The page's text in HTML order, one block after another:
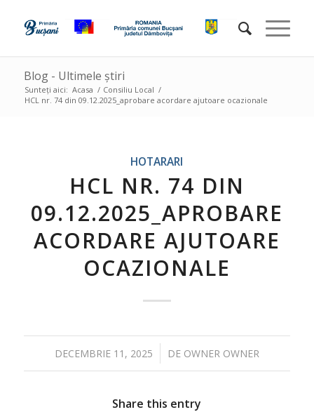
Blog - Ultimele știri
Sunteți aici: Acasa / Consiliu Local /
HCL nr. 74 din 09.12.2025_aprobare acordare ajutoare ocazionale
HOTARARI
HCL NR. 74 DIN
09.12.2025_APROBARE
ACORDARE AJUTOARE
OCAZIONALE
DECEMBRIE 11, 2025
/ DE OWNER OWNER
Share this entry